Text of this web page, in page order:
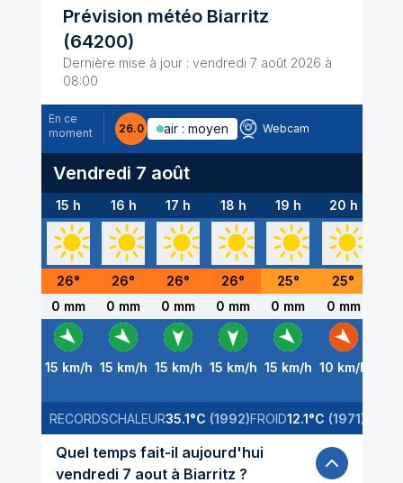
Prévision météo Biarritz
(64200)
Dernière mise à jour : vendredi 7 août 2026 à
08:00
En ce
moment
26.0 air : moyen Webcam
Vendredi 7 août
15 h 16 h 17 h 18 h 19 h 20 h
26° 26° 26° 26° 25° 25°
0 mm
0 mm 0 mm 0 mm 0 mm 0 mm
15 km/h 15 km/h 15 km/h 15 km/h 15 km/h 10 km/h
RECORDSCHALEUR35.1°C (1992)FROID12.1°C (1971)
Quel temps fait-il aujourd'hui
vendredi 7 aout à Biarritz ?